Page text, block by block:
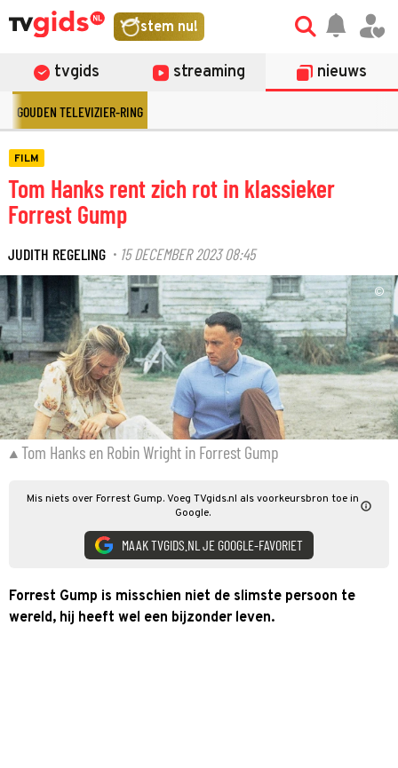
stem nu!
tvgids streaming nieuws
GOUDEN TELEVIZIER-RING
FILM
Tom Hanks rent zich rot in klassieker
Forrest Gump
JUDITH REGELING · 15 DECEMBER 2023 08:45
©
Tom Hanks en Robin Wright in Forrest Gump
Mis niets over Forrest Gump. Voeg TVgids.nl als voorkeursbron toe in
Google.
MAAK TVGIDS.NL JE GOOGLE-FAVORIET
Forrest Gump is misschien niet de slimste persoon te
wereld, hij heeft wel een bijzonder leven.